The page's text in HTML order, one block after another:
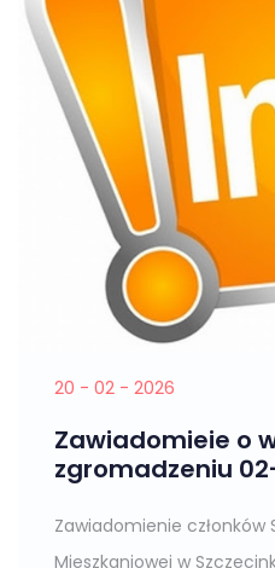
20 - 02 - 2026
Zawiadomieie o
zgromadzeniu
Zawiadomienie członków
Mieszkaniowej w